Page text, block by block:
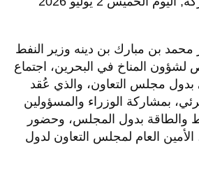
محمد بن مبارك بن دينه وزير النفط
لشؤون المناخ في البحرين، اجتماع
بدول مجلس التعاون، والذي عُقد
بمشاركة الوزراء والمسؤولين
والطاقة بدول المجلس، وحضور
العام لمجلس التعاون لدول